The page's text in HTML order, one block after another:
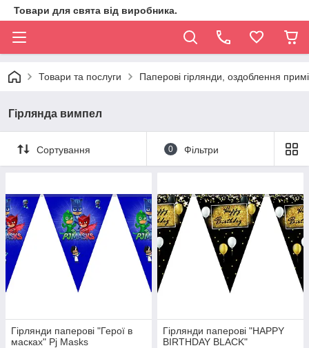
Товари для свята від виробника.
Товари та послуги Паперові гірлянди, оздоблення
Гірлянда вимпел
Сортування 0 Фільтри
Гірлянди паперові "Герої в
масках" Pj Masks
Гірлянди паперові "HAPPY
BIRTHDAY BLACK"